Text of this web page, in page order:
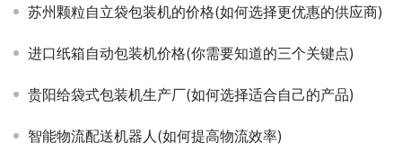
苏州颗粒自立袋包装机的价格(如何选择更优惠的供应商)
进口纸箱自动包装机价格(你需要知道的三个关键点)
贵阳给袋式包装机生产厂(如何选择适合自己的产品)
智能物流配送机器人(如何提高物流效率)